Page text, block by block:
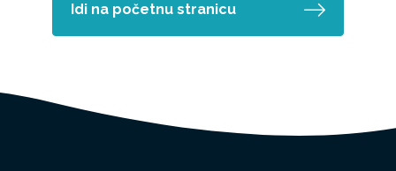
Idi na početnu stranicu